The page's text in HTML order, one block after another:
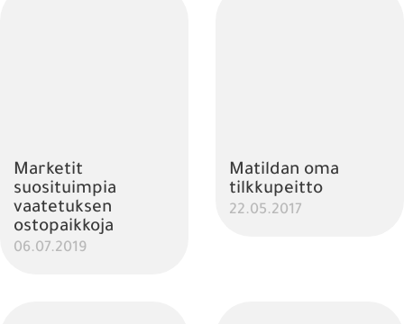
Marketit
suosituimpia
vaatetuksen
ostopaikkoja
06.07.2019
Matildan oma
tilkkupeitto
22.05.2017